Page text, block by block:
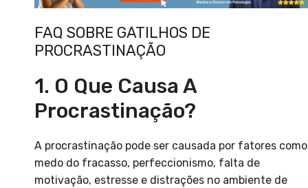
FAQ SOBRE GATILHOS DE
PROCRASTINAÇÃO
1. O Que Causa A
Procrastinação?
A procrastinação pode ser causada por fatores como
medo do fracasso, perfeccionismo, falta de
motivação, estresse e distrações no ambiente de